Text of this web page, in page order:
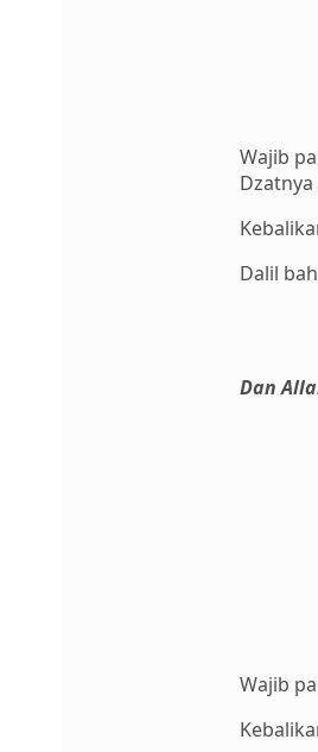
Wajib
Dalil
Dan
Wajib